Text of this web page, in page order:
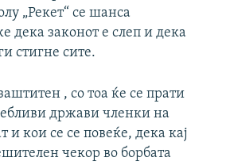
„Рекет“ се шанса
дека законот е слеп и дека
стигне сите.
, со тоа ќе се прати
држави членки на
и кои се се повеќе, дека кај
чекор во борбата